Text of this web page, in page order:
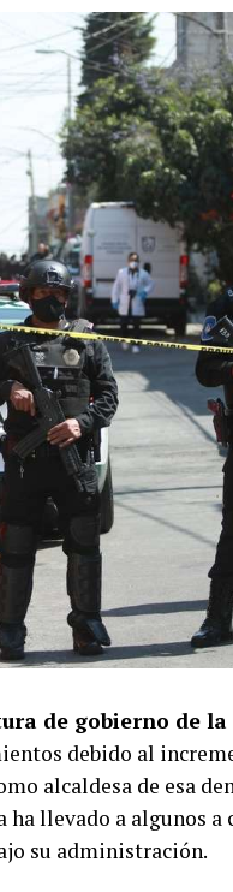
de gobierno de la
debido al
alcaldesa de esa
llevado a algunos
su administración.